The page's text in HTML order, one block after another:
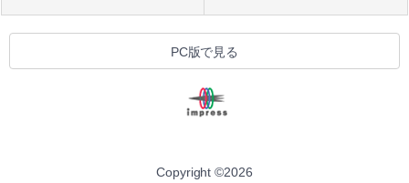
PC版で見る
Copyright ©2026